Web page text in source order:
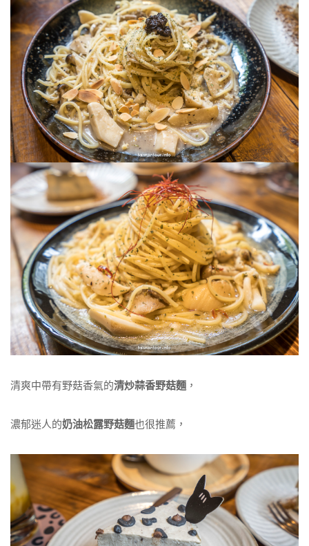
清爽中帶有野菇香氣的清炒蒜香野菇麵 ，
濃郁迷人的奶油松露野菇麵也很推薦，